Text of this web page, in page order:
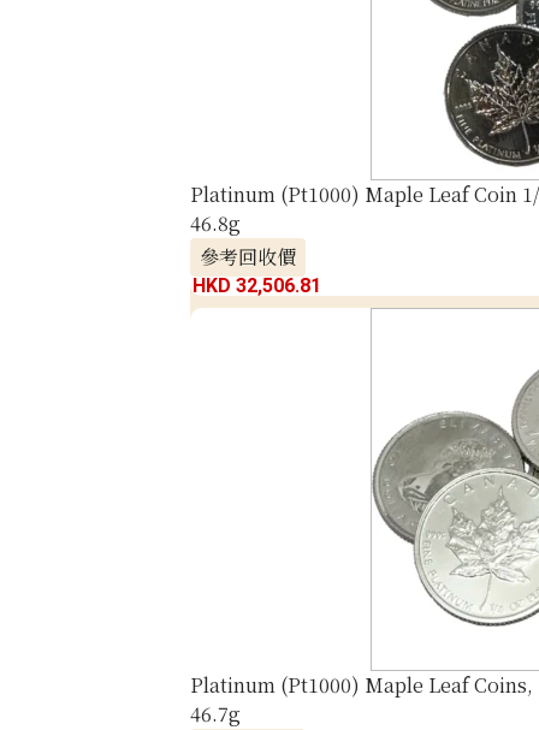
Platinum (Pt1000) Maple Leaf Coin
46.8g
參考回收價
HKD 32,506.81
Platinum (Pt1000) Maple Leaf Coins,
46.7g